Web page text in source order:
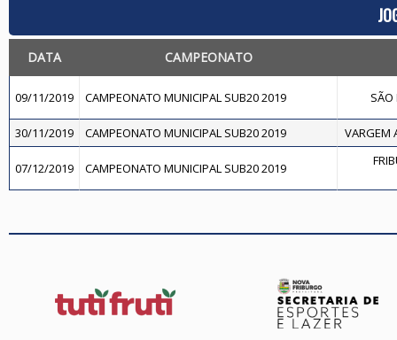
DATA CAMPEONATO
09/11/2019 CAMPEONATO MUNICIPAL SUB20 2019 SÃO
30/11/2019 CAMPEONATO MUNICIPAL SUB20 2019 VARGEM
07/12/2019 CAMPEONATO MUNICIPAL SUB20 2019